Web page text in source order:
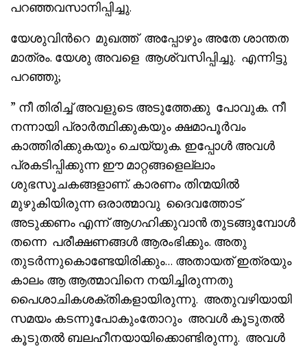
പറഞ്ഞവസാനിപ്പിച്ചു.
യേശുവിൻറെ മുഖത്ത് അപ്പോഴും അതേ ശാന്തത
മാത്രം. യേശു അവളെ ആശ്വസിപ്പിച്ചു. എന്നിട്ടു
പറഞ്ഞു;
” നീ തിരിച്ച് അവളുടെ അടുത്തേക്കു പോവുക. നീ
നന്നായി പ്രാർത്ഥിക്കുകയും ക്ഷമാപൂർവം
കാത്തിരിക്കുകയും ചെയ്യുക. ഇപ്പോൾ അവൾ
പ്രകടിപ്പിക്കുന്ന ഈ മാറ്റങ്ങളെല്ലാം
ശുഭസൂചകങ്ങളാണ്. കാരണം തിന്മയിൽ
മുഴുകിയിരുന്ന ഒരാത്മാവു ദൈവത്തോട്
അടുക്കണം എന്ന് ആഗഹിക്കുവാൻ തുടങ്ങുമ്പോൾ
തന്നെ പരീക്ഷണങ്ങൾ ആരംഭിക്കും. അതു
തുടർന്നുകൊണ്ടേയിരിക്കും… അതായത് ഇത്രയും
കാലം ആ ആത്മാവിനെ നയിച്ചിരുന്നതു
പൈശാചികശക്തികളായിരുന്നു. അതുവഴിയായി
സമയം കടന്നുപോകുംതോറും അവൾ കൂടുതൽ
കൂടുതൽ ബലഹീനയായിക്കൊണ്ടിരുന്നു. അവൾ